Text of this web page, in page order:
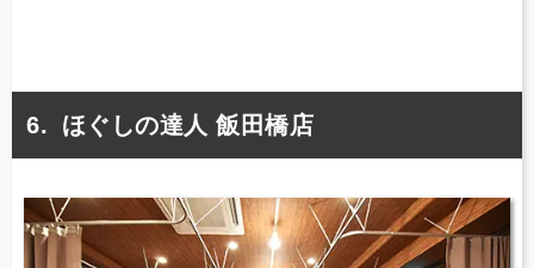
ほぐしの達人 飯田橋店